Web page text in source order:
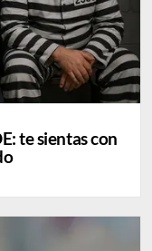
te sientas con